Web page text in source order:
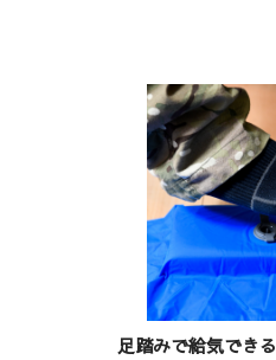
足踏みで給気できる